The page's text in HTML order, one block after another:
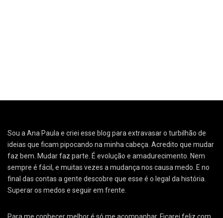
Sou a Ana Paula e criei esse blog para extravasar o turbilhão de
ideias que ficam pipocando na minha cabeça. Acredito que mudar
faz bem. Mudar faz parte. É evolução e amadurecimento. Nem
sempre é fácil, e muitas vezes a mudança nos causa medo. E no
final das contas a gente descobre que esse é o legal da história.
Superar os medos e seguir em frente.
Para me conhecer melhor é só me acompanhar. Ficarei feliz com